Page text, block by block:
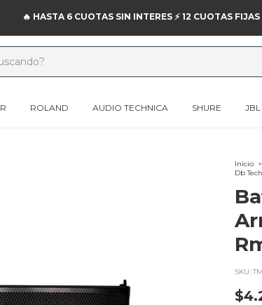
🔥 HASTA 6 CUOTAS SIN INTERES ⚡️ 12 CUOTAS FIJAS
ROLAND AUDIO TECHNICA SHURE JBL
Inicio >
Db
SKU: